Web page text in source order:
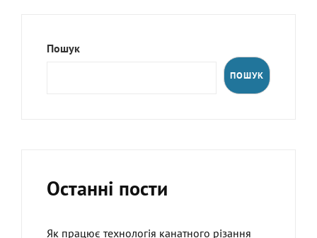
Пошук
ПОШУК
Останні пости
Як працює технологія канатного різання